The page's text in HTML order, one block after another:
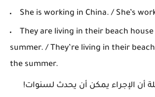
She is working in China. / She’s
They are living in their beach
summer. / They’re living in their
the summer.
أن الإجراء يمكن أن يحدث لسنوات!